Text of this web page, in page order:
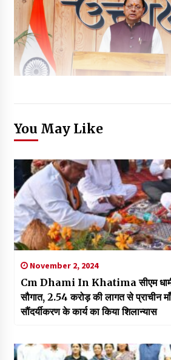
You May Like
November 2, 2024
Cm Dhami In Khatima सीएम धामी
सौगात, 2.54 करोड़ की लागत से प्राचीन माँ
सौंदर्यीकरण के कार्य का किया शिलान्यास